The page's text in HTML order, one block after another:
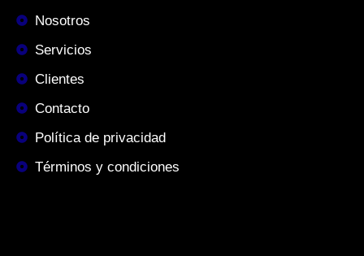
Nosotros
Servicios
Clientes
Contacto
Política de privacidad
Términos y condiciones